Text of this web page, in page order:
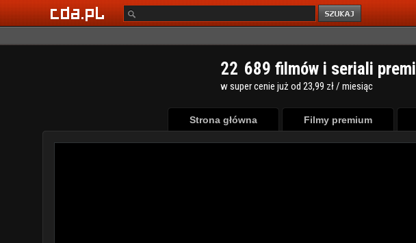
22 689 filmów i seriali
w super cenie już od 23,99 zł / miesiąc
Strona główna Filmy premium